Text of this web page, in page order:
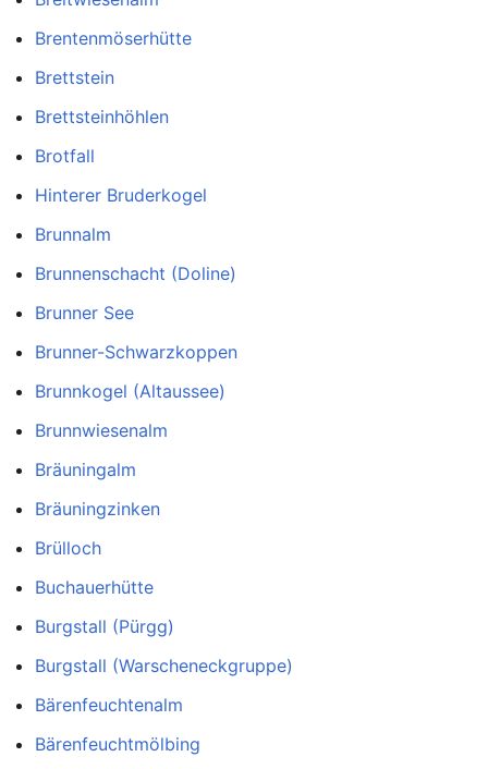
Brentenmöserhütte
Brettstein
Brettsteinhöhlen
Brotfall
Hinterer Bruderkogel
Brunnalm
Brunnenschacht (Doline)
Brunner See
Brunner-Schwarzkoppen
Brunnkogel (Altaussee)
Brunnwiesenalm
Bräuningalm
Bräuningzinken
Brülloch
Buchauerhütte
Burgstall (Pürgg)
Burgstall (Warscheneckgruppe)
Bärenfeuchtenalm
Bärenfeuchtmölbing